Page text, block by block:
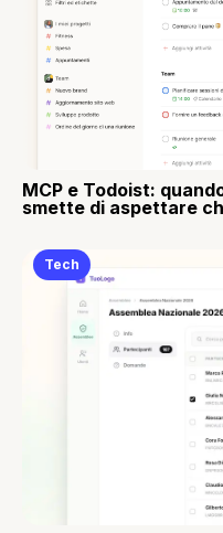
MCP e Todoist:
smette di aspettare
Tech